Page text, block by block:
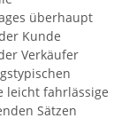
überhaupt
Kunde
Verkäufer
leicht fahrlässige
Sätzen